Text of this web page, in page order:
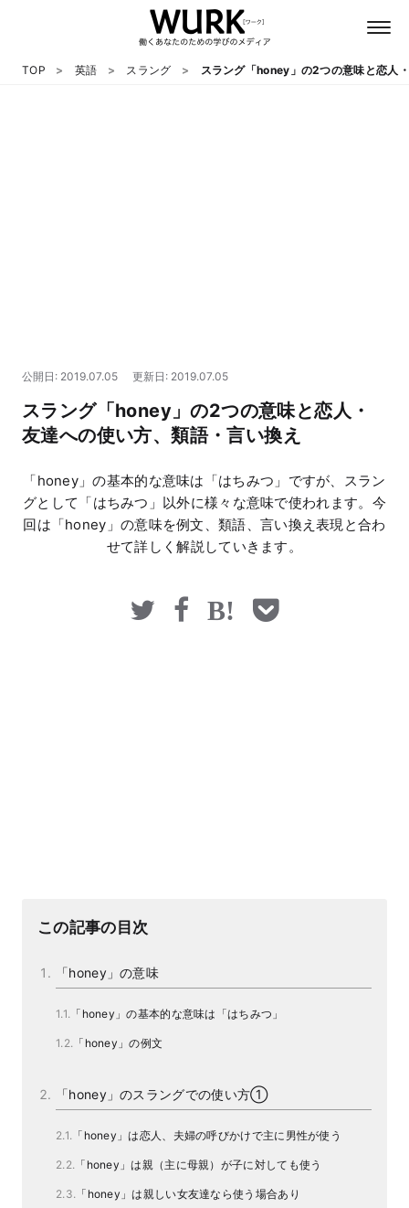
マネー
TOP 英語 スラング スラング「honey」の2つの意味と恋人
公開日: 2019.07.05 更新日: 2019.07.05
スラング「honey」の2つの意味と恋人・
友達への使い方、類語・言い換え
「honey」の基本的な意味は「はちみつ」ですが、スラン
グとして「はちみつ」以外に様々な意味で使われます。今
回は「honey」の意味を例文、類語、言い換え表現と合わ
せて詳しく解説していきます。
この記事の目次
「honey」の意味
「honey」の基本的な意味は「はちみつ」
「honey」の例文
「honey」のスラングでの使い方①
「honey」は恋人、夫婦の呼びかけで主に男性が使う
「honey」は親（主に母親）が子に対しても使う
「honey」は親しい女友達なら使う場合あり